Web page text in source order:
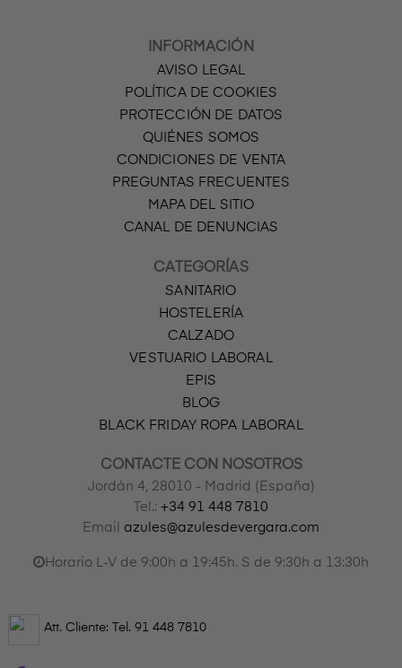
INFORMACIÓN
AVISO LEGAL
POLÍTICA DE COOKIES
PROTECCIÓN DE DATOS
QUIÉNES SOMOS
CONDICIONES DE VENTA
PREGUNTAS FRECUENTES
MAPA DEL SITIO
CANAL DE DENUNCIAS
CATEGORÍAS
SANITARIO
HOSTELERÍA
CALZADO
VESTUARIO LABORAL
EPIS
BLOG
BLACK FRIDAY ROPA LABORAL
CONTACTE CON NOSOTROS
Jordán 4, 28010 - Madrid (España)
Tel.: +34 91 448 7810
Email azules@azulesdevergara.com
Horario L-V de 9:00h a 19:45h. S de 9:30h a 13:30h
Att. Cliente: Tel. 91 448 7810